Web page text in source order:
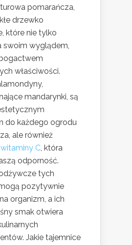
pomarańcza,
drzewko
które nie tylko
swoim wyglądem,
właściwości.
mandarynki, są
do każdego ogrodu
ale również
witaminy C, która
odporność.
tych
pozytywnie
organizm, a ich
smak otwiera
Jakie tajemnice